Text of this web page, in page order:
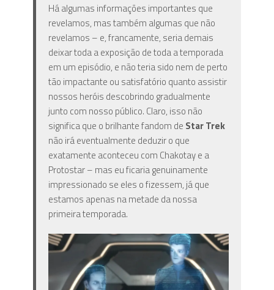
Há algumas informações importantes que
revelamos, mas também algumas que não
revelamos – e, francamente, seria demais
deixar toda a exposição de toda a temporada
em um episódio, e não teria sido nem de perto
tão impactante ou satisfatório quanto assistir
nossos heróis descobrindo gradualmente
junto com nosso público. Claro, isso não
significa que o brilhante fandom de Star Trek
não irá eventualmente deduzir o que
exatamente aconteceu com Chakotay e a
Protostar – mas eu ficaria genuinamente
impressionado se eles o fizessem, já que
estamos apenas na metade da nossa
primeira temporada.